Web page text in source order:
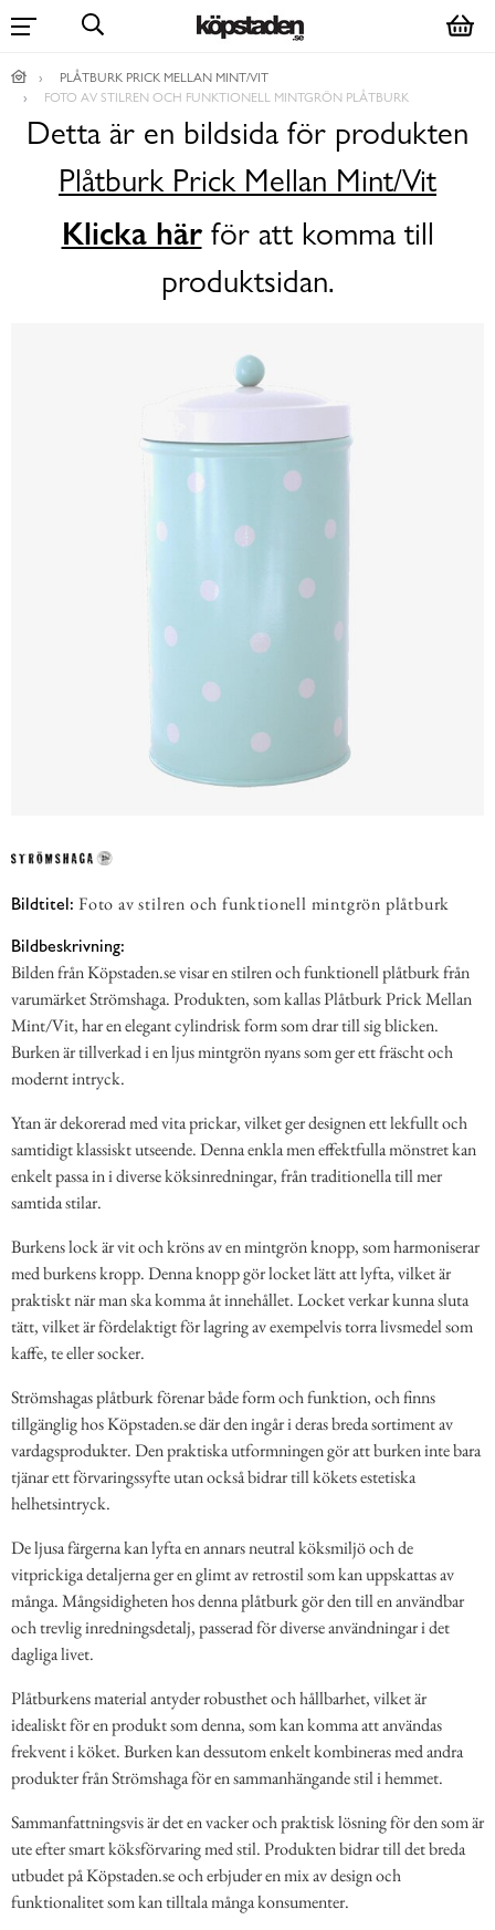
PLÅTBURK PRICK MELLAN MINT/VIT
FOTO AV STILREN OCH FUNKTIONELL MINTGRÖN PLÅTBURK
Detta är en bildsida för produkten
Plåtburk Prick Mellan Mint/Vit
Klicka härför att komma till
produktsidan.
Bildtitel: Foto av stilren och funktionell mintgrön plåtburk
Bildbeskrivning:
Bilden från Köpstaden.se visar en stilren och funktionell plåtburk från
varumärket Strömshaga. Produkten, som kallas Plåtburk Prick Mellan
Mint/Vit, har en elegant cylindrisk form som drar till sig blicken.
Burken är tillverkad i en ljus mintgrön nyans som ger ett fräscht och
modernt intryck.
Ytan är dekorerad med vita prickar, vilket ger designen ett lekfullt och
samtidigt klassiskt utseende. Denna enkla men effektfulla mönstret kan
enkelt passa in i diverse köksinredningar, från traditionella till mer
samtida stilar.
Burkens lock är vit och kröns av en mintgrön knopp, som harmoniserar
med burkens kropp. Denna knopp gör locket lätt att lyfta, vilket är
praktiskt när man ska komma åt innehållet. Locket verkar kunna sluta
tätt, vilket är fördelaktigt för lagring av exempelvis torra livsmedel som
kaffe, te eller socker.
Strömshagas plåtburk förenar både form och funktion, och finns
tillgänglig hos Köpstaden.se där den ingår i deras breda sortiment av
vardagsprodukter. Den praktiska utformningen gör att burken inte bara
tjänar ett förvaringssyfte utan också bidrar till kökets estetiska
helhetsintryck.
De ljusa färgerna kan lyfta en annars neutral köksmiljö och de
vitprickiga detaljerna ger en glimt av retrostil som kan uppskattas av
många. Mångsidigheten hos denna plåtburk gör den till en användbar
och trevlig inredningsdetalj, passerad för diverse användningar i det
dagliga livet.
Plåtburkens material antyder robusthet och hållbarhet, vilket är
idealiskt för en produkt som denna, som kan komma att användas
frekvent i köket. Burken kan dessutom enkelt kombineras med andra
produkter från Strömshaga för en sammanhängande stil i hemmet.
Sammanfattningsvis är det en vacker och praktisk lösning för den som är
ute efter smart köksförvaring med stil. Produkten bidrar till det breda
utbudet på Köpstaden.se och erbjuder en mix av design och
funktionalitet som kan tilltala många konsumenter.